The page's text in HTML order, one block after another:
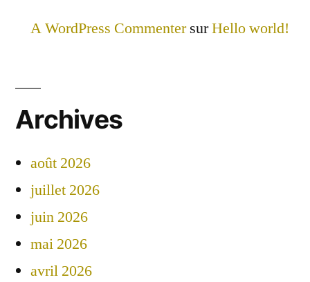
A WordPress CommentersurHello world!
Archives
août 2026
juillet 2026
juin 2026
mai 2026
avril 2026